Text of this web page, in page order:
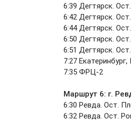
6:39 Дегтярск.
6:42 Дегтярск.
6:44 Дегтярск.
6:50 Дегтярск.
6:51 Дегтярск.
7:27
7:35 ФРЦ-2
Маршрут 6: г.
6:30 Ревда. Ост.
6:32 Ревда. Ост.